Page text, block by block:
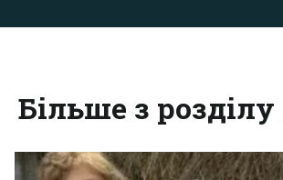
Більше з